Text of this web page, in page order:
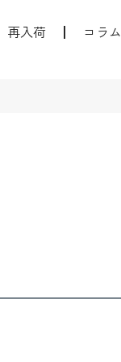
再入荷 コラム